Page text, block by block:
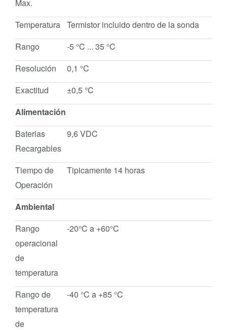
Max.
Temperatura Termistor incluido dentro de la sonda
Rango
-5 °C ... 35 °C
Resolución
0,1 °C
Exactitud
±0,5 °C
Alimentación
Baterias
Recargables
9,6 VDC
Tiempo de
Operación
Tipicamente 14 horas
Ambiental
Rango
operacional
de
temperatura
-20°C a +60°C
Rango de
temperatura
de
-40 °C a +85 °C